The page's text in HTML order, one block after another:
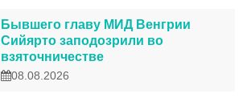
Бывшего главу МИД Венгрии
Сийярто заподозрили во
взяточничестве
08.08.2026